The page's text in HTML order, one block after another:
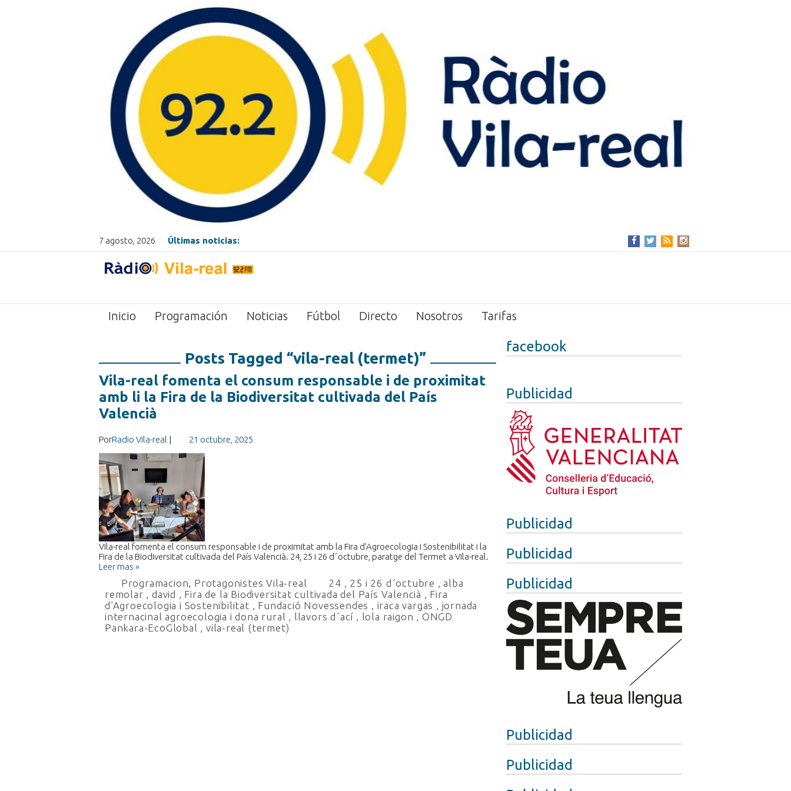
7 agosto, 2026 Últimas noticias:
Inicio Programación Noticias Fútbol Directo Nosotros Tarifas
facebook
Publicidad
Publicidad
Publicidad
Publicidad
Publicidad
Publicidad
Posts Tagged “vila-real (termet)”
Vila-real fomenta el consum responsable i de proximitat
amb li la Fira de la Biodiversitat cultivada del País
Valencià
PorRadio Vila-real | 21 octubre, 2025
Vila-real fomenta el consum responsable i de proximitat amb la Fira d’Agroecologia i Sostenibilitat i la
Fira de la Biodiversitat cultivada del País Valencià. 24, 25 i 26 d´octubre, paratge del Termet a Vila-real.
Leer mas »
Programacion, Protagonistes Vila-real 24 , 25 i 26 d´octubre , alba
remolar ,david , Fira de la Biodiversitat cultivada del País Valencià , Fira
d’Agroecologia i Sostenibilitat , Fundació Novessendes , iraca vargas , jornada
internacinal agroecologia i dona rural , llavors d´ací , lola raigon , ONGD
Pankara-EcoGlobal ,vila-real (termet)